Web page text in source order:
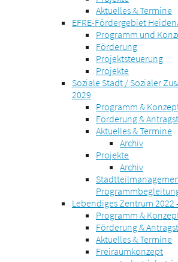
Aktuelles & Termine
EFRE-Fördergebiet
Programm und
Förderung
Projektsteuerung
Projekte
Soziale Stadt / Sozialer
2029
Programm &
Förderung &
Aktuelles & Termine
Archiv
Projekte
Archiv
Lebendiges Zentrum 2022
Programm &
Förderung &
Aktuelles & Termine
Freiraumkonzept